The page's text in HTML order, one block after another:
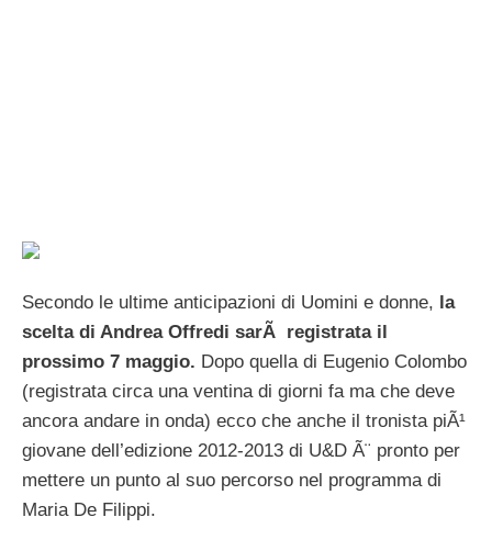
Secondo le ultime anticipazioni di Uomini e donne, la
scelta di Andrea Offredi sarÃ registrata il
prossimo 7 maggio. Dopo quella di Eugenio Colombo
(registrata circa una ventina di giorni fa ma che deve
ancora andare in onda) ecco che anche il tronista piÃ¹
giovane dell’edizione 2012-2013 di U&D Ã¨ pronto per
mettere un punto al suo percorso nel programma di
Maria De Filippi.